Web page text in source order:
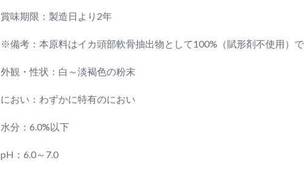
賞味期限：製造日より2年
※備考：本原料はイカ頭部軟骨抽出物として100%（賦形剤不使用）
外観・性状：白～淡褐色の粉末
におい：わずかに特有のにおい
水分：6.0%以下
pH：6.0～7.0